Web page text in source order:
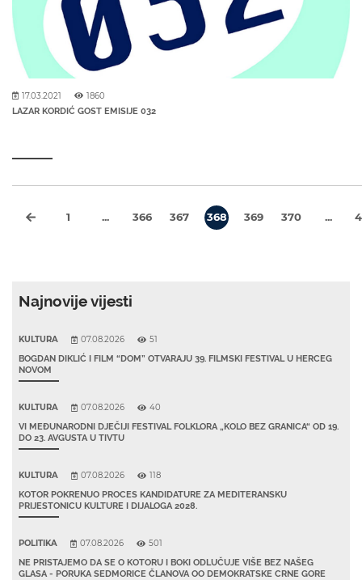
17.03.2021 1860
LAZAR KORDIĆ GOST EMISIJE 032
1 ... 366 367 368 369 370 ...
Najnovije vijesti
KULTURA 07.08.2026 51
BOGDAN DIKLIĆ I FILM “DOM” OTVARAJU 39. FILMSKI FESTIVAL U HERCEG
NOVOM
KULTURA 07.08.2026 40
VI MEĐUNARODNI DJEČIJI FESTIVAL FOLKLORA „KOLO BEZ GRANICA“ OD 19.
DO 23. AVGUSTA U TIVTU
KULTURA 07.08.2026 118
KOTOR POKRENUO PROCES KANDIDATURE ZA MEDITERANSKU
PRIJESTONICU KULTURE I DIJALOGA 2028.
POLITIKA 07.08.2026 501
NE PRISTAJEMO DA SE O KOTORU I BOKI ODLUČUJE VIŠE BEZ NAŠEG
GLASA - PORUKA SEDMORICE ČLANOVA OO DEMOKRATSKE CRNE GORE